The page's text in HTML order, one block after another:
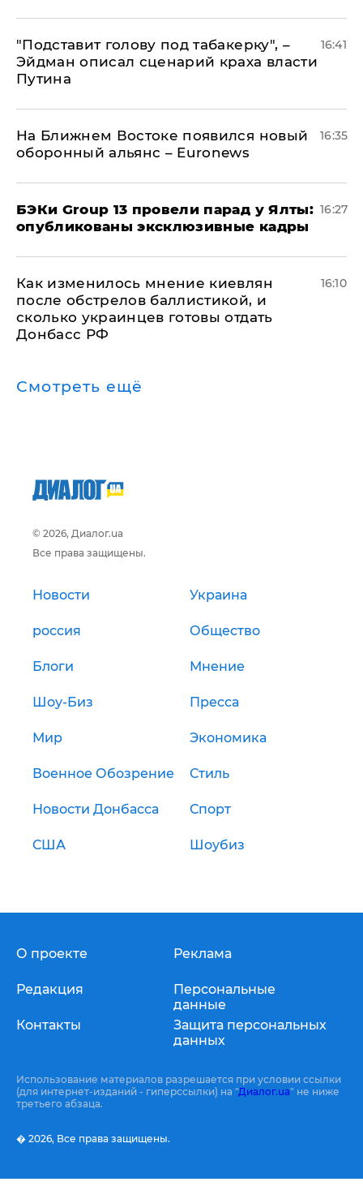
​"Подставит голову под табакерку", –
Эйдман описал сценарий краха власти
Путина
16:41
На Ближнем Востоке появился новый
оборонный альянс – Euronews
16:35
​БЭКи Group 13 провели парад у Ялты:
опубликованы эксклюзивные кадры
16:27
Как изменилось мнение киевлян
после обстрелов баллистикой, и
сколько украинцев готовы отдать
Донбасс РФ
16:10
Смотреть ещё
© 2026, Диалог.ua
Все права защищены.
Новости Украина
россия Общество
Блоги Мнение
Шоу-Биз Пресса
Мир Экономика
Военное Обозрение Стиль
Новости Донбасса Спорт
США Шоубиз
О проекте
Редакция
Контакты
Реклама
Персональные
данные
Защита персональных
данных
Использование материалов разрешается при условии ссылки
(для интернет-изданий - гиперссылки) на "Диалог.ua" не ниже
третьего абзаца.
� 2026, Все права защищены.